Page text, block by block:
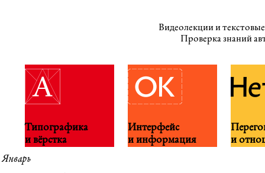
Видеолекции и
Проверка знаний
Типографика
и вёрстка
Интерфейс
и информация
и
Январь